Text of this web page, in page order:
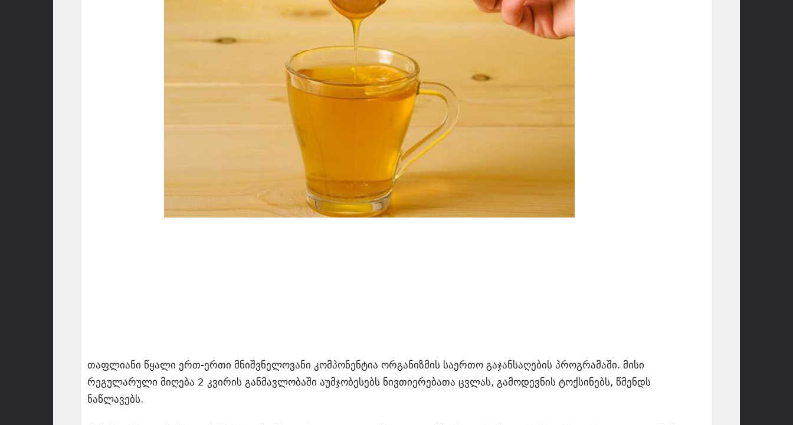
თაფლიანი წყალი ერთ-ერთი მნიშვნელოვანი კომპონენტია ორგანიზმის საერთო გაჯანსაღების პროგრამაში. მისი
რეგულარული მიღება 2 კვირის განმავლობაში აუმჯობესებს ნივთიერებათა ცვლას, გამოდევნის ტოქსინებს, წმენდს
ნაწლავებს.